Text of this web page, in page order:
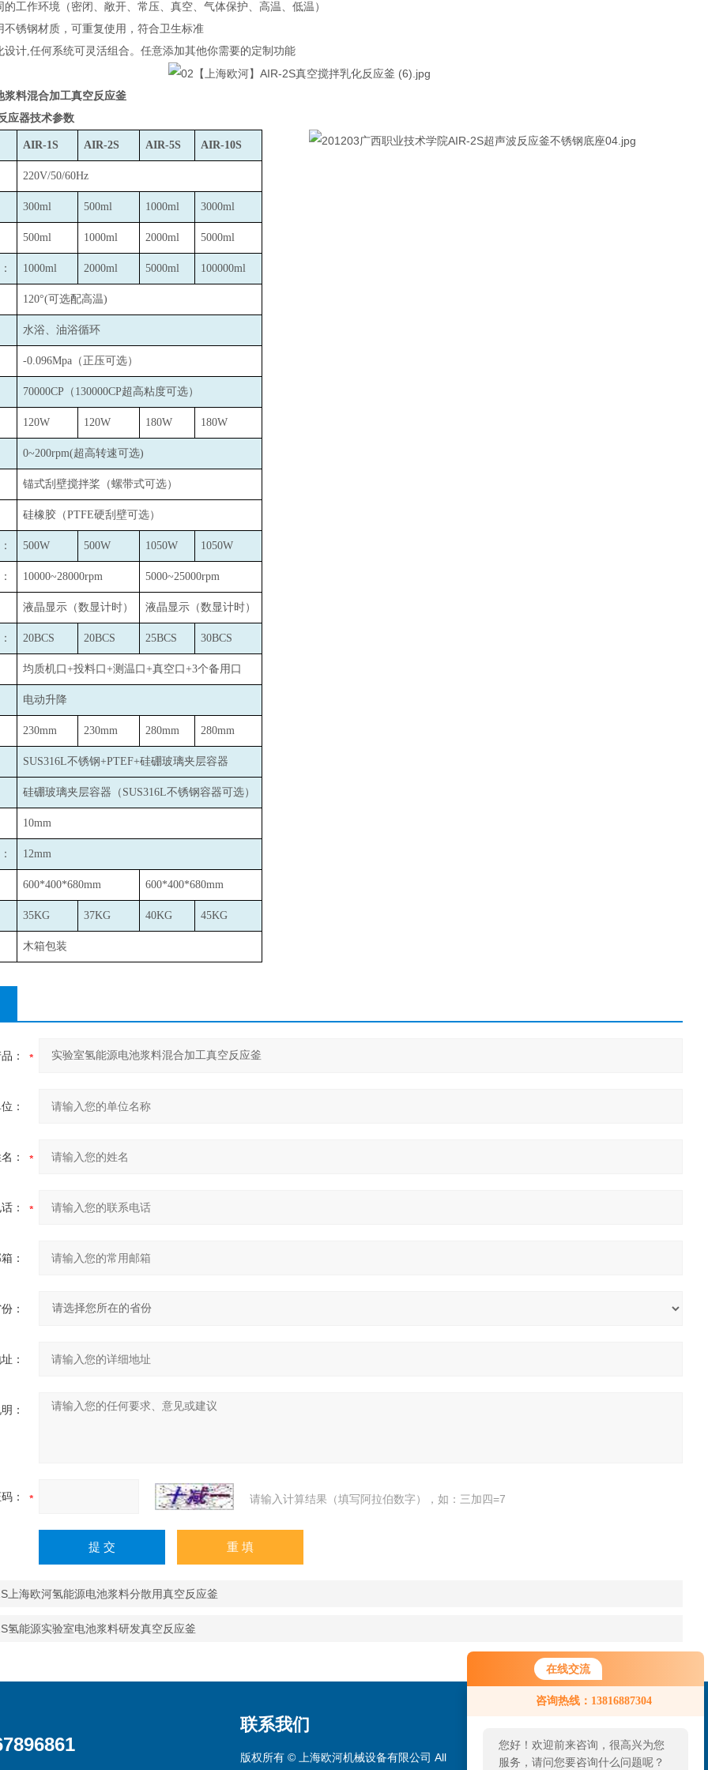
在线交流
咨询热线：13816887304
您好！欢迎前来咨询，很高兴为您
服务，请问您要咨询什么问题呢？
的工作环境（密闭、敞开、常压、真空、气体保护、高温、低温）
不锈钢材质，可重复使用，符合卫生标准
设计,任何系统可灵活组合。任意添加其他你需要的定制功能
浆料混合加工真空反应釜
应器技术参数
AIR-1S AIR-2S AIR-5S AIR-10S
220V/50/60Hz
300ml 500ml 1000ml 3000ml
500ml 1000ml 2000ml 5000ml
1000ml 2000ml 5000ml 100000ml
120°(可选配高温)
水浴、油浴循环
-0.096Mpa （正压可选）
70000CP （130000CP超高粘度可选）
120W 120W 180W 180W
0~200rpm(超高转速可选)
锚式刮壁搅拌桨（螺带式可选）
硅橡胶（PTFE硬刮壁可选）
500W 500W 1050W 1050W
10000~28000rpm 5000~25000rpm
液晶显示（数显计时） 液晶显示（数显计时）
20BCS 20BCS 25BCS 30BCS
均质机口+投料口+测温口+真空口+3个备用口
电动升降
230mm 230mm 280mm 280mm
SUS316L不锈钢+PTEF+硅硼玻璃夹层容器
硅硼玻璃夹层容器（SUS316L不锈钢容器可选）
10mm
12mm
600*400*680mm 600*400*680mm
35KG 37KG 40KG 45KG
木箱包装
：
：
：
：
：
：
：
：
： 请输入计算结果（填写阿拉伯数字），如：三加四=7
上海欧河氢能源电池浆料分散用真空反应釜
氢能源实验室电池浆料研发真空反应釜
联系我们
版权所有 © 上海欧河机械设备有限公司 All